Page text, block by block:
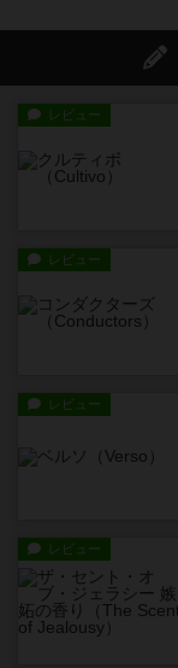
レビュー
レビュー
レビュー
レビュー